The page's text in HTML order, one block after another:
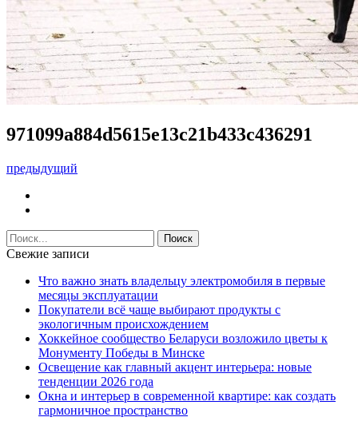
971099a884d5615e13c21b433c436291
предыдущий
Свежие записи
Что важно знать владельцу электромобиля в первые
месяцы эксплуатации
Покупатели всё чаще выбирают продукты с
экологичным происхождением
Хоккейное сообщество Беларуси возложило цветы к
Монументу Победы в Минске
Освещение как главный акцент интерьера: новые
тенденции 2026 года
Окна и интерьер в современной квартире: как создать
гармоничное пространство